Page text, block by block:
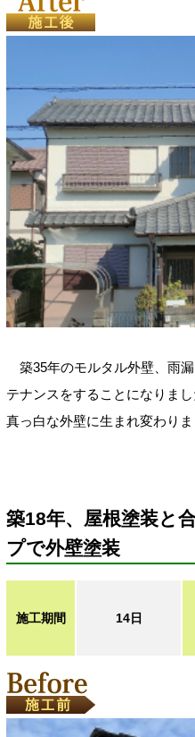
築35年のモルタル外壁、雨
テナンスをすることになりま
真っ白な外壁に生まれ変わりま
築18年、屋根塗装と
プで外壁塗装
施工期間 14日